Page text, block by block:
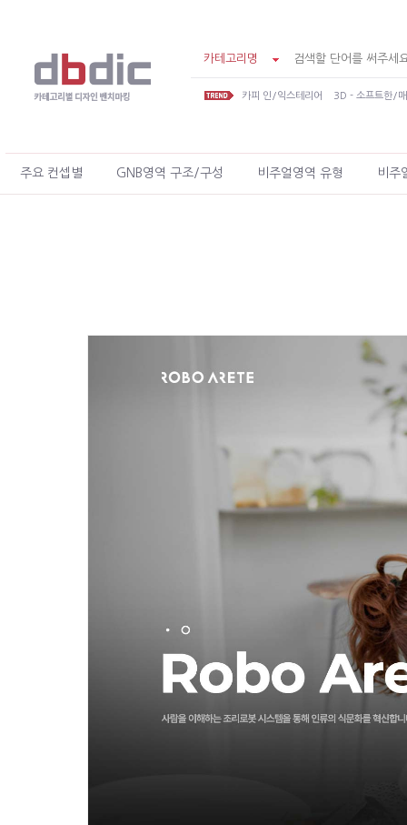
카테고리명
카피 인/익스테리어 3D - 소프트한/
주요 컨셉별 GNB영역 구조/구성 비주얼영역 유형 비주